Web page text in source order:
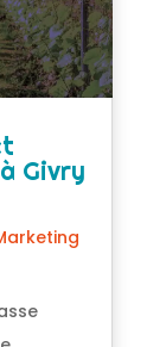
Givry